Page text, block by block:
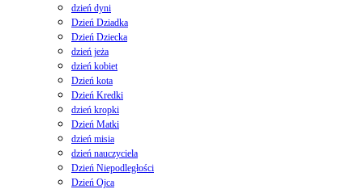
dzień dyni
Dzień Dziadka
Dzień Dziecka
dzień jeża
dzień kobiet
Dzień kota
Dzień Kredki
dzień kropki
Dzień Matki
dzień misia
dzień nauczyciela
Dzień Niepodległości
Dzień Ojca